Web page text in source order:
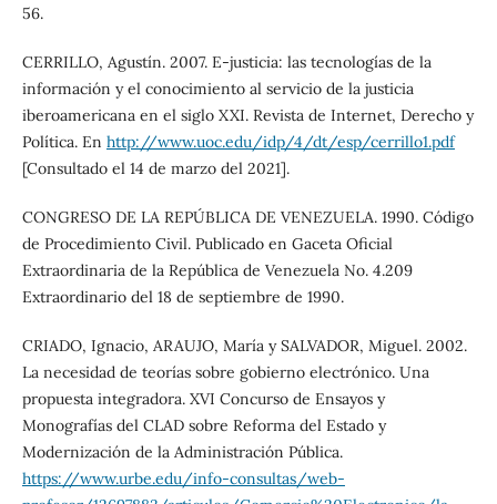
56.
CERRILLO, Agustín. 2007. E-justicia: las tecnologías de la
información y el conocimiento al servicio de la justicia
iberoamericana en el siglo XXI. Revista de Internet, Derecho y
Política. En http://www.uoc.edu/idp/4/dt/esp/cerrillo1.pdf
[Consultado el 14 de marzo del 2021].
CONGRESO DE LA REPÚBLICA DE VENEZUELA. 1990. Código
de Procedimiento Civil. Publicado en Gaceta Oficial
Extraordinaria de la República de Venezuela No. 4.209
Extraordinario del 18 de septiembre de 1990.
CRIADO, Ignacio, ARAUJO, María y SALVADOR, Miguel. 2002.
La necesidad de teorías sobre gobierno electrónico. Una
propuesta integradora. XVI Concurso de Ensayos y
Monografías del CLAD sobre Reforma del Estado y
Modernización de la Administración Pública.
https://www.urbe.edu/info-consultas/web-